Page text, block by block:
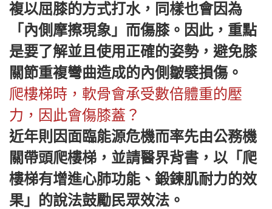
複以屈膝的方式打水，同樣也會因為
「內側摩擦現象」而傷膝。因此，重點
是要了解並且使用正確的姿勢，避免膝
關節重複彎曲造成的內側皺襞損傷。
爬樓梯時，軟骨會承受數倍體重的壓
力，因此會傷膝蓋？
近年則因面臨能源危機而率先由公務機
關帶頭爬樓梯，並請醫界背書，以「爬
樓梯有增進心肺功能、鍛鍊肌耐力的效
果」的說法鼓勵民眾效法。